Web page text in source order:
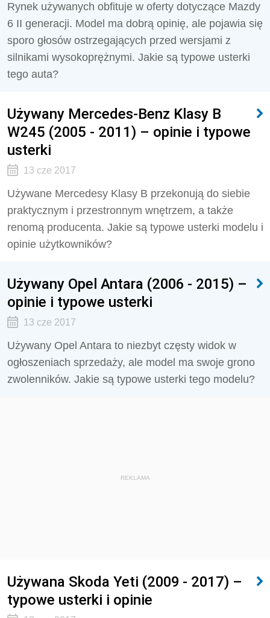
Rynek używanych obfituje w oferty dotyczące Mazdy
6 II generacji. Model ma dobrą opinię, ale pojawia się
sporo głosów ostrzegających przed wersjami z
silnikami wysokoprężnymi. Jakie są typowe usterki
tego auta?
Używany Mercedes-Benz Klasy B
W245 (2005 - 2011) – opinie i typowe
usterki
13 cze 2017
Używane Mercedesy Klasy B przekonują do siebie
praktycznym i przestronnym wnętrzem, a także
renomą producenta. Jakie są typowe usterki modelu i
opinie użytkowników?
Używany Opel Antara (2006 - 2015) –
opinie i typowe usterki
13 cze 2017
Używany Opel Antara to niezbyt częsty widok w
ogłoszeniach sprzedaży, ale model ma swoje grono
zwolenników. Jakie są typowe usterki tego modelu?
REKLAMA
Używana Skoda Yeti (2009 - 2017) –
typowe usterki i opinie